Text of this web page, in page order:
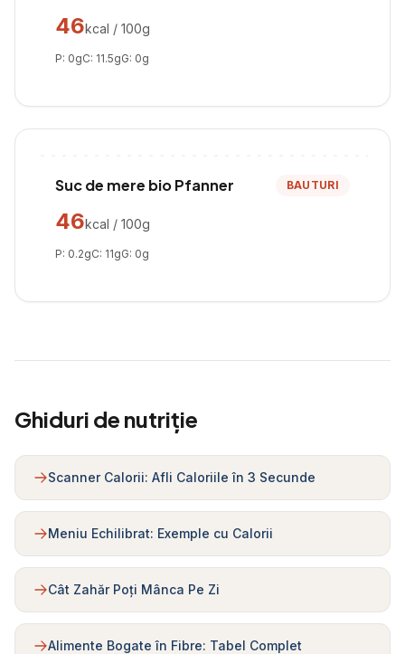
46kcal / 100g
P: 0gC: 11.5gG: 0g
Suc de mere bio Pfanner BAUTURI
46kcal / 100g
P: 0.2gC: 11gG: 0g
Ghiduri de nutriție
Scanner Calorii: Afli Caloriile în 3 Secunde
Meniu Echilibrat: Exemple cu Calorii
Cât Zahăr Poți Mânca Pe Zi
Alimente Bogate în Fibre: Tabel Complet